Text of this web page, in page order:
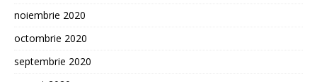
noiembrie 2020
octombrie 2020
septembrie 2020